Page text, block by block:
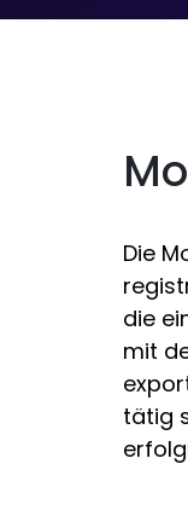
Die
die
mit
tätig